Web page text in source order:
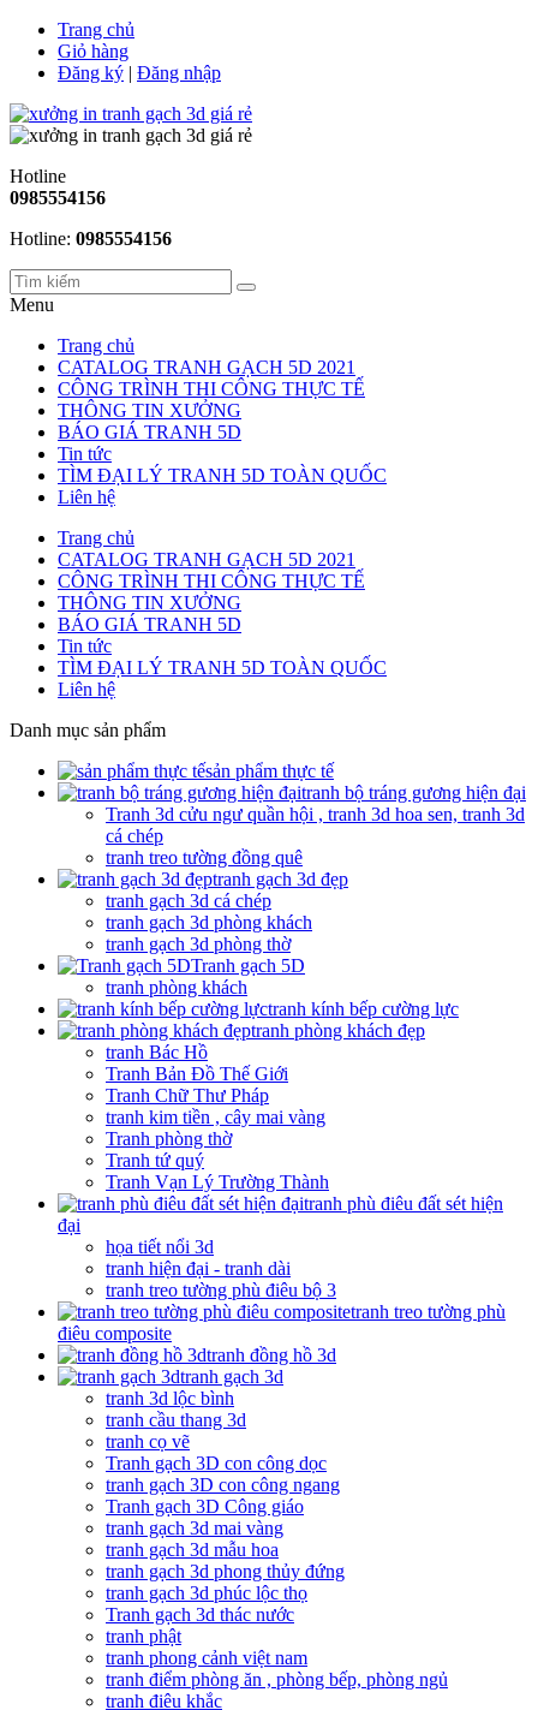
Trang chủ
Giỏ hàng
Đăng ký | Đăng nhập
Hotline
0985554156
Hotline: 0985554156
Menu
Trang chủ
CATALOG TRANH GẠCH 5D 2021
CÔNG TRÌNH THI CÔNG THỰC TẾ
THÔNG TIN XƯỞNG
BÁO GIÁ TRANH 5D
Tin tức
TÌM ĐẠI LÝ TRANH 5D TOÀN QUỐC
Liên hệ
Trang chủ
CATALOG TRANH GẠCH 5D 2021
CÔNG TRÌNH THI CÔNG THỰC TẾ
THÔNG TIN XƯỞNG
BÁO GIÁ TRANH 5D
Tin tức
TÌM ĐẠI LÝ TRANH 5D TOÀN QUỐC
Liên hệ
Danh mục sản phẩm
sản phẩm thực tế
tranh bộ tráng gương hiện đại
Tranh 3d cửu ngư quần hội , tranh 3d hoa sen, tranh 3d
cá chép
tranh treo tường đồng quê
tranh gạch 3d đẹp
tranh gạch 3d cá chép
tranh gạch 3d phòng khách
tranh gạch 3d phòng thờ
Tranh gạch 5D
tranh phòng khách
tranh kính bếp cường lực
tranh phòng khách đẹp
tranh Bác Hồ
Tranh Bản Đồ Thế Giới
Tranh Chữ Thư Pháp
tranh kim tiền , cây mai vàng
Tranh phòng thờ
Tranh tứ quý
Tranh Vạn Lý Trường Thành
tranh phù điêu đất sét hiện
đại
họa tiết nổi 3d
tranh hiện đại - tranh dài
tranh treo tường phù điêu bộ 3
tranh treo tường phù
điêu composite
tranh đồng hồ 3d
tranh gạch 3d
tranh 3d lộc bình
tranh cầu thang 3d
tranh cọ vẽ
Tranh gạch 3D con công dọc
tranh gạch 3D con công ngang
Tranh gạch 3D Công giáo
tranh gạch 3d mai vàng
tranh gạch 3d mẫu hoa
tranh gạch 3d phong thủy đứng
tranh gạch 3d phúc lộc thọ
Tranh gạch 3d thác nước
tranh phật
tranh phong cảnh việt nam
tranh điểm phòng ăn , phòng bếp, phòng ngủ
tranh điêu khắc